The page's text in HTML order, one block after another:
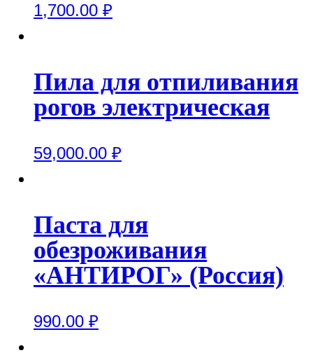
1,700.00 ₽
Пила для отпиливания
рогов электрическая
59,000.00 ₽
Паста для
обезроживания
«АНТИРОГ» (Россия)
990.00 ₽